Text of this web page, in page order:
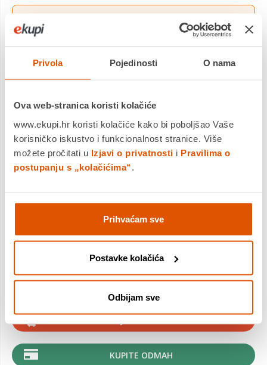
Privola Pojedinosti O nama
Ova web-stranica koristi kolačiće
www.ekupi.hr koristi kolačiće kako bi poboljšao Vaše
korisničko iskustvo i funkcionalnost stranice. Više
možete pročitati u Izjavi o privatnosti i Pravilima o
postupanju s „kolačićima“
Prihvaćam sve
Postavke kolačića
Odbijam sve
Besplatnadostava na svePickUplokacije!
Ponuda vrijedi za narudžbe zaprimljene do 31.08.2026.
Više saznaj
Cijena 25,99 €
Uključi popuste
Minecraft® players can enjoy hands-on pretend play with
Chicken Jockey Desert Attack (21592), a LEGO® building toy
07.08.2026
Platite gotovinom pri preuzimanju, Internet bankarstvom, karticama
jednokratno i na rate
Povrat robe moguć unutar 14 dana
KUPITE ODMAH